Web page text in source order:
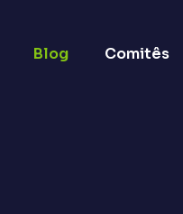
Blog Comitês